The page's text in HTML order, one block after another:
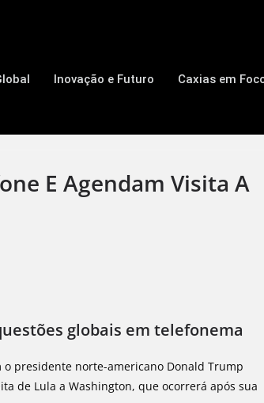
Inovação e Futuro Caxias em
E Agendam Visita A
globais em telefonema
presidente norte-americano Donald Trump
de Lula a Washington, que ocorrerá após sua